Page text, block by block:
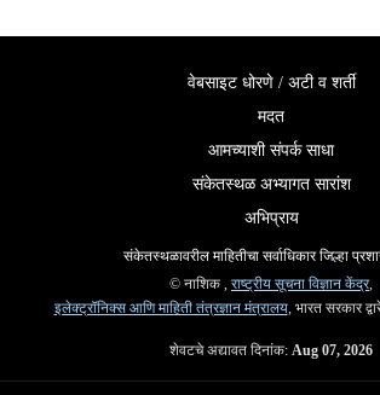
वेबसाइट धोरणे / अटी व शर्ती
मदत
आमच्याशी संपर्क साधा
संकेतस्थळ अभ्यागत सारांश
अभिप्राय
संकेतस्थळावरील माहितीचा सर्वाधिकार जिल्हा
© नाशिक , राष्ट्रीय सूचना विज्ञान केंद्र,
इलेक्ट्रॉनिक्स आणि माहिती तंत्रज्ञान मंत्रालय, भारत सरकार
शेवटचे अद्यावत दिनांक: Aug 07, 2026